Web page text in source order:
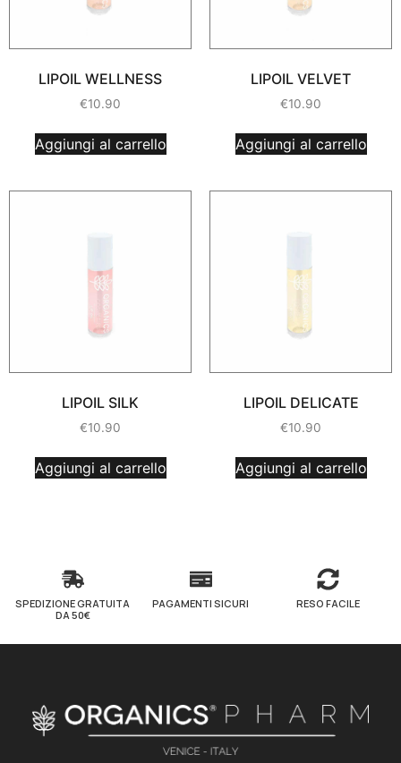
LIPOIL WELLNESS
€10.90
Aggiungi al carrello
LIPOIL VELVET
€10.90
Aggiungi al carrello
LIPOIL SILK
€10.90
Aggiungi al carrello
LIPOIL DELICATE
€10.90
Aggiungi al carrello
SPEDIZIONE GRATUITA
DA 50€
PAGAMENTI SICURI RESO FACILE